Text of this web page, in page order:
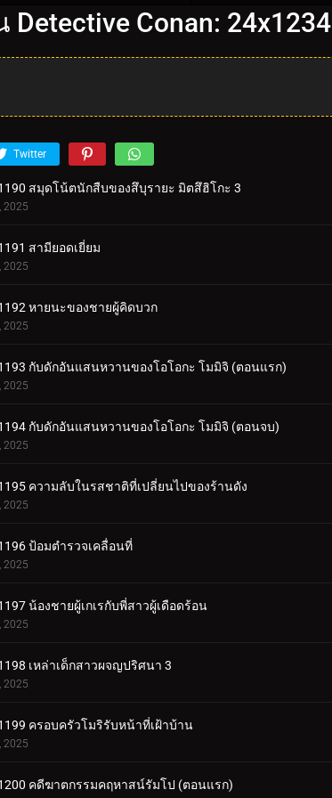
Conan: 24x1234
Twitter
สมุดโน้ตนักสืบของสึบุรายะ มิตสึฮิโกะ 3
2025
สามียอดเยี่ยม
2025
หายนะของชายผู้คิดบวก
2025
กับดักอันแสนหวานของโอโอกะ โมมิจิ (ตอนแรก)
2025
กับดักอันแสนหวานของโอโอกะ โมมิจิ (ตอนจบ)
2025
ความลับในรสชาติที่เปลี่ยนไปของร้านดัง
2025
ป้อมตำรวจเคลื่อนที่
2025
น้องชายผู้เกเรกับพี่สาวผู้เดือดร้อน
2025
เหล่าเด็กสาวผจญปริศนา 3
2025
ครอบครัวโมริรับหน้าที่เฝ้าบ้าน
2025
คดีฆาตกรรมคฤหาสน์รัมโป (ตอนแรก)